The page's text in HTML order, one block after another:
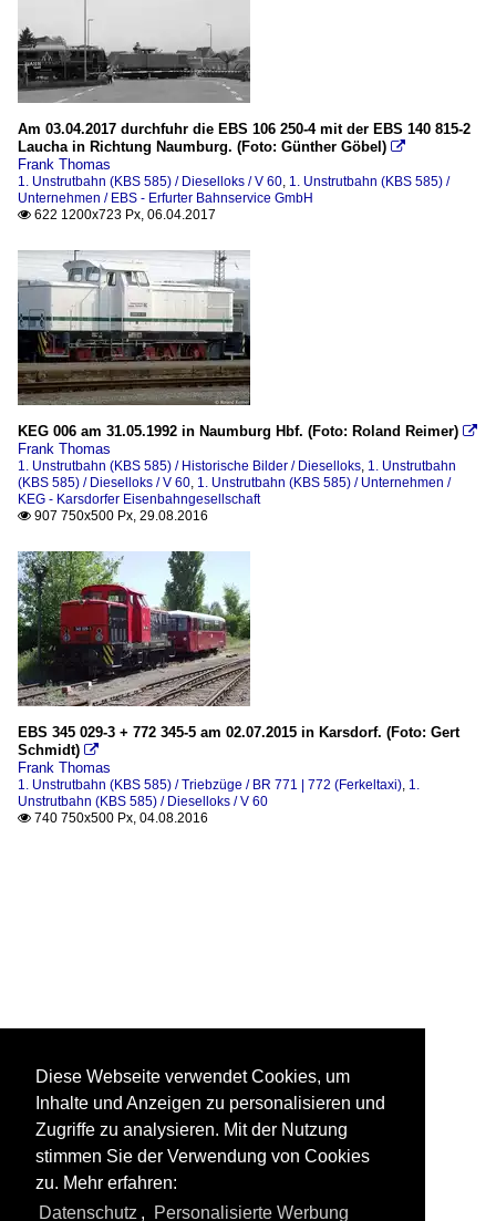
Am 03.04.2017 durchfuhr die EBS 106 250-4 mit der EBS 140 815-2
Laucha in Richtung Naumburg. (Foto: Günther Göbel) 
Frank Thomas
1. Unstrutbahn (KBS 585) / Dieselloks / V 60, 1. Unstrutbahn (KBS 585) /
Unternehmen / EBS - Erfurter Bahnservice GmbH
 622 1200x723 Px, 06.04.2017
KEG 006 am 31.05.1992 in Naumburg Hbf. (Foto: Roland Reimer) 
Frank Thomas
1. Unstrutbahn (KBS 585) / Historische Bilder / Dieselloks, 1. Unstrutbahn
(KBS 585) / Dieselloks / V 60, 1. Unstrutbahn (KBS 585) / Unternehmen /
KEG - Karsdorfer Eisenbahngesellschaft
 907 750x500 Px, 29.08.2016
EBS 345 029-3 + 772 345-5 am 02.07.2015 in Karsdorf. (Foto: Gert
Schmidt) 
Frank Thomas
1. Unstrutbahn (KBS 585) / Triebzüge / BR 771 | 772 (Ferkeltaxi), 1.
Unstrutbahn (KBS 585) / Dieselloks / V 60
 740 750x500 Px, 04.08.2016
Diese Webseite verwendet Cookies, um
Inhalte und Anzeigen zu personalisieren und
Zugriffe zu analysieren. Mit der Nutzung
stimmen Sie der Verwendung von Cookies
zu. Mehr erfahren:
Datenschutz , Personalisierte Werbung